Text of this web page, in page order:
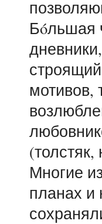
Бóльшая
мотивов,
Многие
планах и